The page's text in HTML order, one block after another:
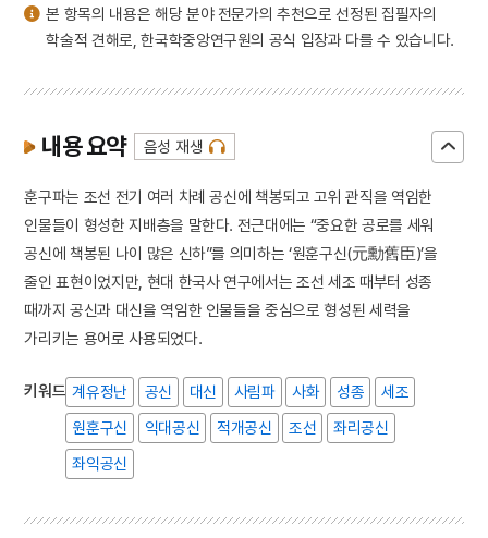
본 항목의 내용은 해당 분야 전문가의 추천으로 선정된 집필자의
학술적 견해로, 한국학중앙연구원의 공식 입장과 다를 수 있습니다.
내용 요약 음성 재생
훈구파는 조선 전기 여러 차례 공신에 책봉되고 고위 관직을 역임한
인물들이 형성한 지배층을 말한다. 전근대에는 “중요한 공로를 세워
공신에 책봉된 나이 많은 신하”를 의미하는 ‘원훈구신(元勳舊臣)’을
줄인 표현이었지만, 현대 한국사 연구에서는 조선 세조 때부터 성종
때까지 공신과 대신을 역임한 인물들을 중심으로 형성된 세력을
가리키는 용어로 사용되었다.
키워드 계유정난 공신 대신 사림파 사화 성종
세조
원훈구신
익대공신 적개공신 조선
좌리공신
좌익공신